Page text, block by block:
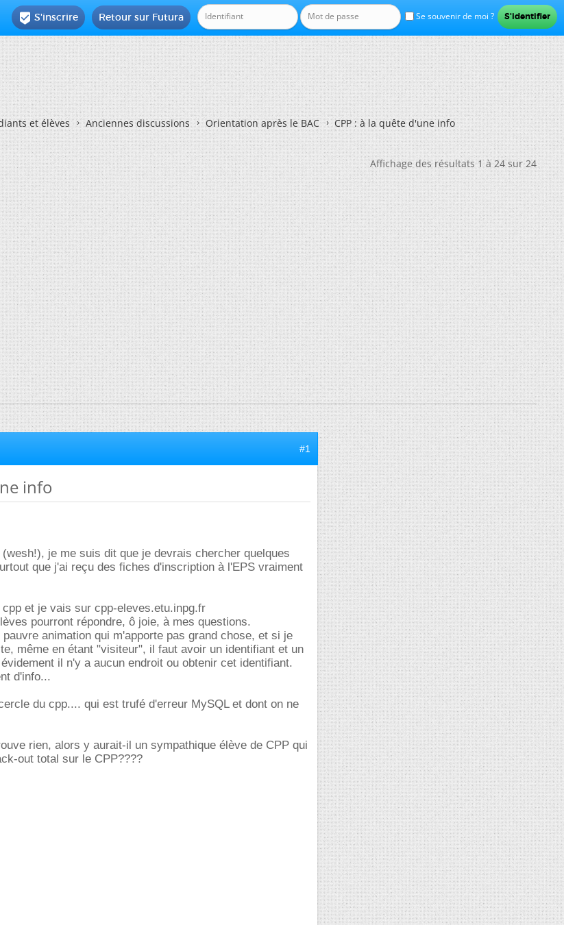
Se souvenir de moi ?
Retour sur Futura
 S'inscrire
et élèves Anciennes discussions Orientation après le BAC CPP : à la quête d'une info
Affichage des résultats 1 à 24 sur 24
#1
info
je me suis dit que je devrais chercher quelques
que j'ai reçu des fiches d'inscription à l'EPS vraiment
et je vais sur cpp-eleves.etu.inpg.fr
pourront répondre, ô joie, à mes questions.
animation qui m'apporte pas grand chose, et si je
même en étant "visiteur", il faut avoir un identifiant et un
il n'y a aucun endroit ou obtenir cet identifiant.
d'info...
du cpp.... qui est trufé d'erreur MySQL et dont on ne
rien, alors y aurait-il un sympathique élève de CPP qui
out total sur le CPP????